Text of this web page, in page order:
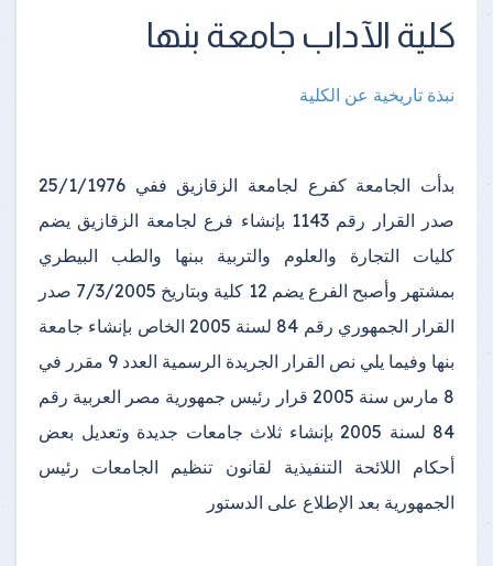
كلية الآداب جامعة بنها
نبذة تاريخية عن الكلية
بدأت الجامعة كفرع لجامعة الزقازيق ففي 25/1/1976
صدر القرار رقم 1143 بإنشاء فرع لجامعة الزقازيق يضم
كليات التجارة والعلوم والتربية ببنها والطب البيطري
بمشتهر وأصبح الفرع يضم 12 كلية وبتاريخ 7/3/2005 صدر
القرار الجمهوري رقم 84 لسنة 2005 الخاص بإنشاء جامعة
بنها وفيما يلي نص القرار الجريدة الرسمية العدد 9 مقرر في
8 مارس سنة 2005 قرار رئيس جمهورية مصر العربية رقم
84 لسنة 2005 بإنشاء ثلاث جامعات جديدة وتعديل بعض
أحكام اللائحة التنفيذية لقانون تنظيم الجامعات رئيس
الجمهورية بعد الإطلاع على الدستور